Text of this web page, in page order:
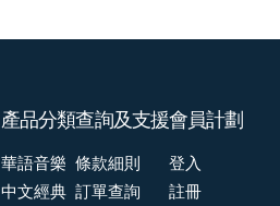
產品分類
華語音樂
中文經典
查詢及支援
條款細則
訂單查詢
會員計劃
登入
註冊